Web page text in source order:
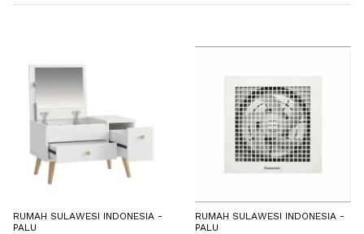
-
RUMAH SULAWESI INDONESIA -
RUMAH SULAWESI